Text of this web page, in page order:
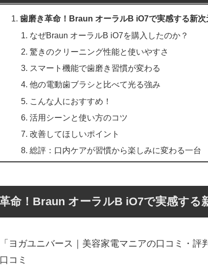
歯磨き革命！Braun オーラルB iO7で実感する新
なぜBraun オーラルB iO7を購入したのか？
驚きのクリーニング性能と使いやすさ
スマート機能で歯磨き習慣が変わる
他の電動歯ブラシと比べて光る強み
こんな人におすすめ！
活用シーンと使い方のコツ
改善してほしいポイント
総評：口内ケアが習慣から楽しみに変わる一台
命！Braun オーラルB iO7で実感する
ヨガユニバース｜美容家電マニアの口コミ・評
コミ